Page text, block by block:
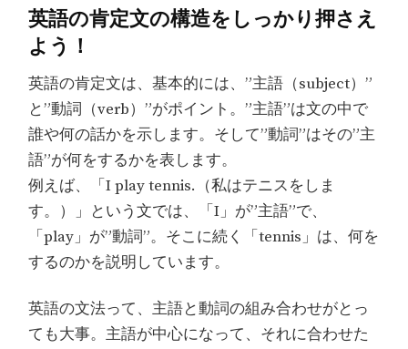
英語の肯定文の構造をしっかり押さえ
よう！
英語の肯定文は、基本的には、”主語（subject）”
と”動詞（verb）”がポイント。”主語”は文の中で
誰や何の話かを示します。そして”動詞”はその”主
語”が何をするかを表します。
例えば、「I play tennis.（私はテニスをしま
す。）」という文では、「I」が”主語”で、
「play」が”動詞”。そこに続く「tennis」は、何を
するのかを説明しています。
英語の文法って、主語と動詞の組み合わせがとっ
ても大事。主語が中心になって、それに合わせた